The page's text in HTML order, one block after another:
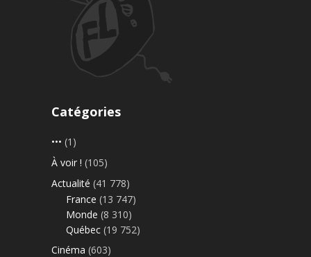
Catégories
••• (1)
À voir ! (105)
Actualité (41 778)
France (13 747)
Monde (8 310)
Québec (19 752)
Cinéma (603)